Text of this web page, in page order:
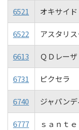
6521 オキサイド
6522 アスタリス
6613 ＱＤレーザ
6731 ピクセラ
6740 ジャパン
6777 ｓａｎｔ